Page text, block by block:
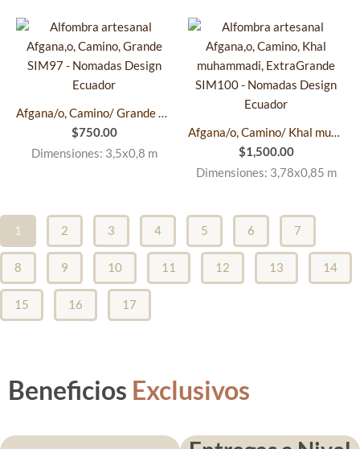
Afgana/o, Camino/ Grande SIM97
$750.00
Dimensiones: 3,5x0,8 m
Afgana/o, Camino/ Khal muhammadi/ ExtraGrande SIM100
$1,500.00
Dimensiones: 3,78x0,85 m
1 2 3 4 5 6 7
8 9 10 11 12 13 14
15 16 17
Beneficios Exclusivos